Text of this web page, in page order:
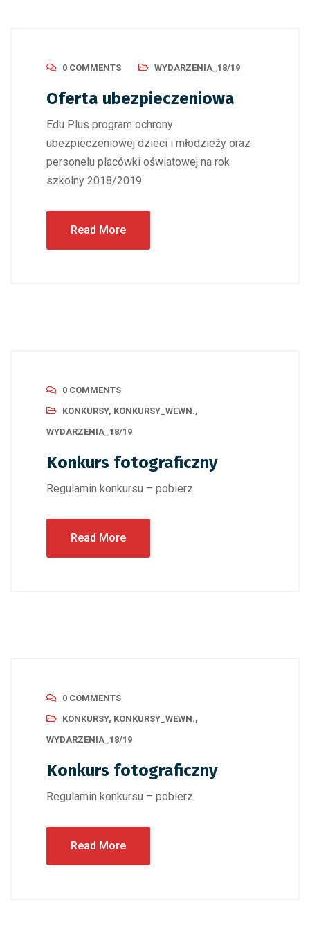
0 COMMENTS WYDARZENIA_18/19
Oferta ubezpieczeniowa
Edu Plus program ochrony
ubezpieczeniowej dzieci i młodzieży oraz
personelu placówki oświatowej na rok
szkolny 2018/2019
Read More
0 COMMENTS
KONKURSY, KONKURSY_WEWN.,
WYDARZENIA_18/19
Konkurs fotograficzny
Regulamin konkursu – pobierz
Read More
0 COMMENTS
KONKURSY, KONKURSY_WEWN.,
WYDARZENIA_18/19
Konkurs fotograficzny
Regulamin konkursu – pobierz
Read More